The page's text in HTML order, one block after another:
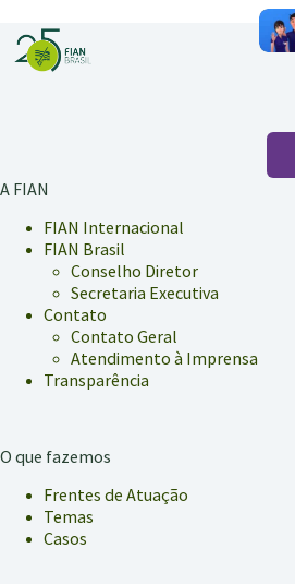
descumprimento
de
direitos
A FIAN
FIAN Internacional
FIAN Brasil
Conselho Diretor
Secretaria Executiva
Contato
Contato Geral
Atendimento à Imprensa
Transparência
O que fazemos
Frentes de Atuação
Temas
Casos